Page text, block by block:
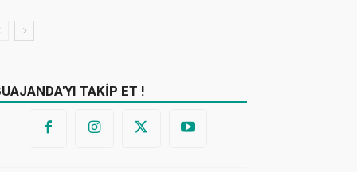
TAKİP ET !